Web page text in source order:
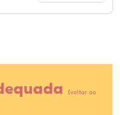
(voltar ao